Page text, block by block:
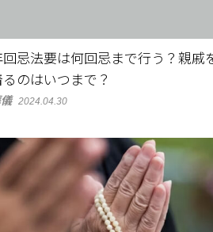
回忌法要は何回忌まで行う？親戚
るのはいつまで？
2024.04.30